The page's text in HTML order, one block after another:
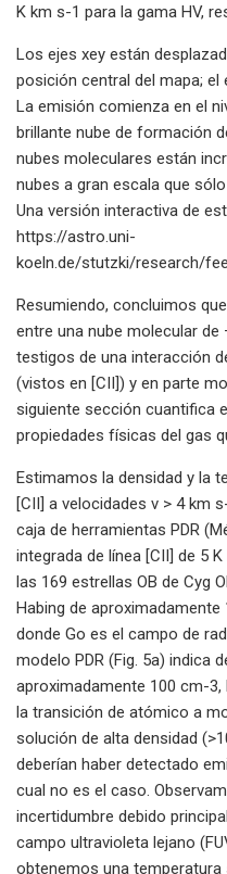
K km s-1 para la gama HV,
Los ejes xey están
posición central del mapa; el
La emisión comienza en el
brillante nube de formación
nubes moleculares están
nubes a gran escala que
Una versión interactiva de
https://astro.uni-
koeln.de/stutzki/research/
Resumiendo, concluimos
entre una nube molecular
testigos de una interacción
(vistos en [CII]) y en parte
siguiente sección cuantifica
propiedades físicas del gas
Estimamos la densidad y la
[CII] a velocidades v > 4 km
caja de herramientas PDR
integrada de línea [CII] de 5
las 169 estrellas OB de Cyg
Habing de
donde Go es el campo de
modelo PDR (Fig. 5a) indica
aproximadamente 100 cm-
la transición de atómico a
solución de alta densidad
deberían haber detectado
cual no es el caso.
incertidumbre debido
campo ultravioleta lejano
obtenemos una temperatura